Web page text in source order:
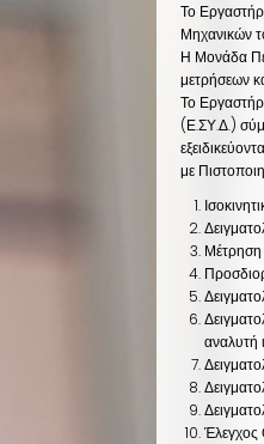
Το
Μηχανικών
Η Μονάδα
μετρήσεων
Το
(Ε.ΣΥ.Δ.)
με
Μέτρηση
αναλυτή
Έλεγχος